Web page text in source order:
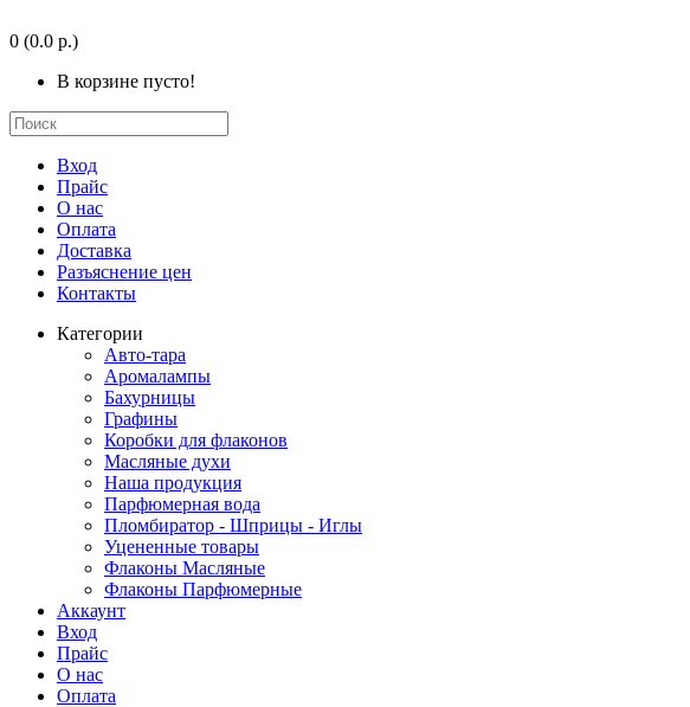
0 (0.0 р.)
В корзине пусто!
Вход
Прайс
О нас
Оплата
Доставка
Разъяснение цен
Контакты
Категории
Авто-тара
Аромалампы
Бахурницы
Графины
Коробки для флаконов
Масляные духи
Наша продукция
Парфюмерная вода
Пломбиратор - Шприцы - Иглы
Уцененные товары
Флаконы Масляные
Флаконы Парфюмерные
Аккаунт
Вход
Прайс
О нас
Оплата